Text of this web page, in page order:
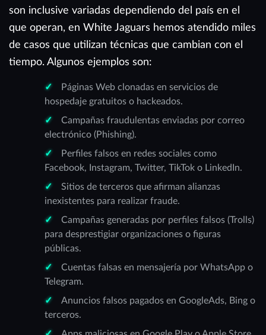
son inclusive variadas dependiendo del país en el
que operan, en White Jaguars hemos atendido miles
de casos que utilizan técnicas que cambian con el
tiempo. Algunos ejemplos son:
Páginas Web clonadas en servicios de
hospedaje gratuitos o hackeados.
Campañas fraudulentas enviadas por correo
electrónico (Phishing).
Perfiles falsos en redes sociales como
Facebook, Instagram, Twitter, TikTok o LinkedIn.
Sitios de terceros que afirman alianzas
inexistentes para realizar fraude.
Campañas generadas por perfiles falsos (Trolls)
para desprestigiar organizaciones o figuras
públicas.
Cuentas falsas en mensajería por WhatsApp o
Telegram.
Anuncios falsos pagados en GoogleAds, Bing o
terceros.